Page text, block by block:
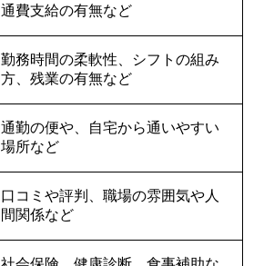
通費支給の有無など
勤務時間の柔軟性、シフトの組み
方、残業の有無など
通勤の便や、自宅から通いやすい
場所など
口コミや評判、職場の雰囲気や人
間関係など